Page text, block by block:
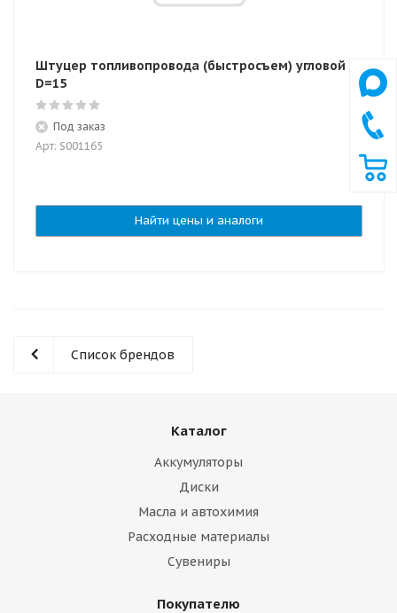
Штуцер топливопровода (быстросъем) угловой
D=15
Под заказ
Арт: S001165
Найти цены и аналоги
Список брендов
Каталог
Аккумуляторы
Диски
Масла и автохимия
Расходные материалы
Сувениры
Покупателю